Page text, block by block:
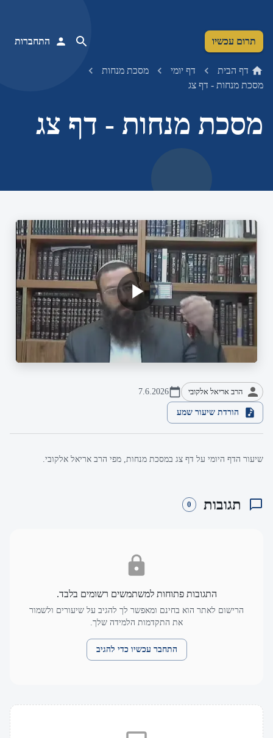
תרום עכשיו התחברות
דף הבית דף יומי
מסכת מנחות
מסכת מנחות - דף צג
מסכת מנחות - דף צג
הרב אריאל אלקובי 7.6.2026
הורדת שיעור שמע
שיעור הדף היומי על דף צג במסכת מנחות, מפי הרב אריאל אלקובי.
תגובות 0
התגובות פתוחות למשתמשים רשומים בלבד.
הרישום לאתר הוא בחינם ומאפשר לך להגיב על שיעורים ולשמור
את התקדמות הלמידה שלך.
התחבר עכשיו כדי להגיב